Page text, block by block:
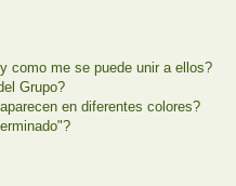
como me se puede unir a ellos?
Grupo?
en diferentes colores?